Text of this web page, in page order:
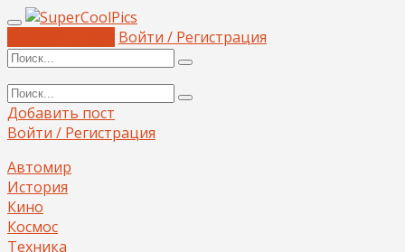
Войти / Регистрация
Добавить пост
Войти / Регистрация
Автомир
История
Кино
Космос
Техника